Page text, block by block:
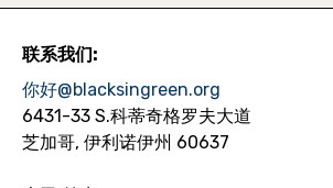
联系我们:
你好@blacksingreen.org
6431-33 S.科蒂奇格罗夫大道
芝加哥, 伊利诺伊州 60637